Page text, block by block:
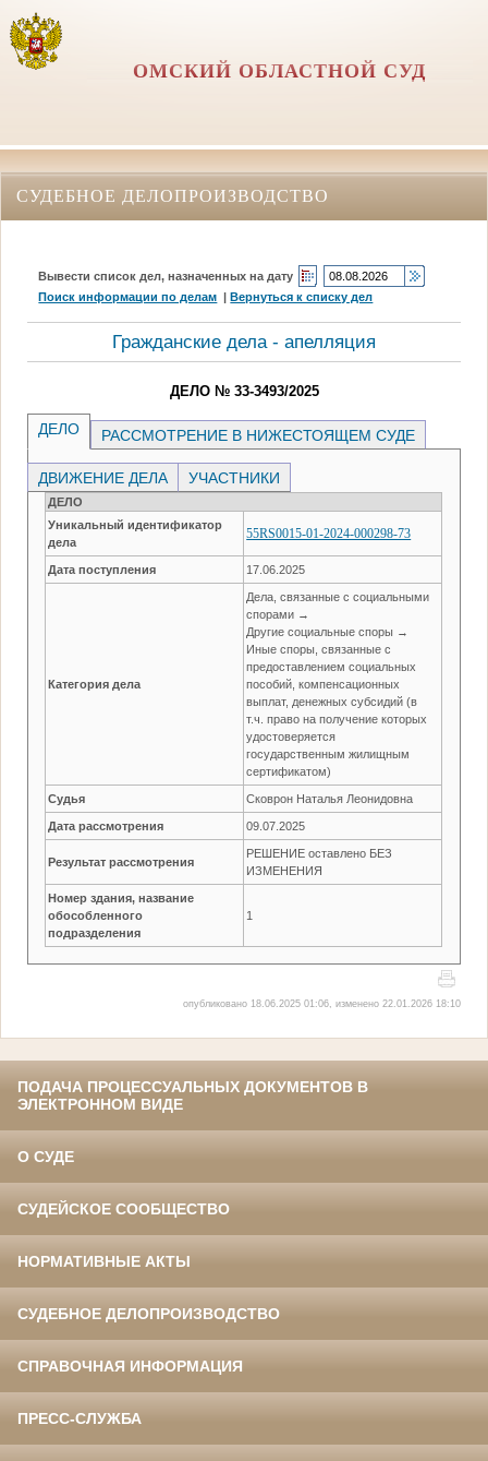
ОМСКИЙ ОБЛАСТНОЙ СУД
СУДЕБНОЕ ДЕЛОПРОИЗВОДСТВО
Вывести список дел, назначенных на дату
Поиск информации по делам |Вернуться к списку дел
Гражданские дела - апелляция
ДЕЛО № 33-3493/2025
ДЕЛО РАССМОТРЕНИЕ В НИЖЕСТОЯЩЕМ СУДЕ
ДВИЖЕНИЕ ДЕЛА УЧАСТНИКИ
ДЕЛО
Уникальный идентификатор
дела
55RS0015-01-2024-000298-73
Дата поступления 17.06.2025
Категория дела
Дела, связанные с социальными
спорами →
Другие социальные споры →
Иные споры, связанные с
предоставлением социальных
пособий, компенсационных
выплат, денежных субсидий (в
т.ч. право на получение которых
удостоверяется
государственным жилищным
сертификатом)
Судья Сковрон Наталья Леонидовна
Дата рассмотрения 09.07.2025
Результат рассмотрения
РЕШЕНИЕ оставлено БЕЗ
ИЗМЕНЕНИЯ
Номер здания, название
обособленного
подразделения
1
опубликовано 18.06.2025 01:06, изменено 22.01.2026 18:10
ПОДАЧА ПРОЦЕССУАЛЬНЫХ ДОКУМЕНТОВ В
ЭЛЕКТРОННОМ ВИДЕ
О СУДЕ
СУДЕЙСКОЕ СООБЩЕСТВО
НОРМАТИВНЫЕ АКТЫ
СУДЕБНОЕ ДЕЛОПРОИЗВОДСТВО
СПРАВОЧНАЯ ИНФОРМАЦИЯ
ПРЕСС-СЛУЖБА